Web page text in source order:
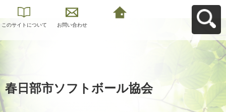
このサイトについて お問い合わせ
春日部市ソフトボール協会